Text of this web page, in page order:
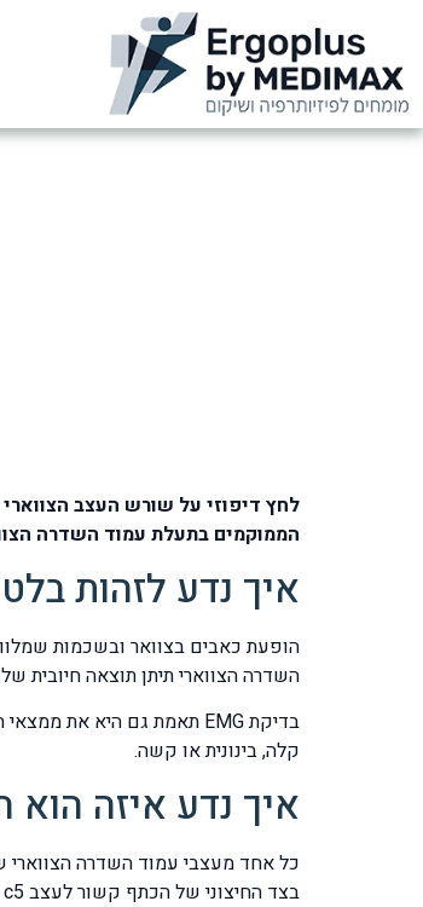
לחץ דיפוזי על שורש העצב
הממוקמים בתעלת עמוד השדרה
איך נדע לזהות
השדרה הצווארי תיתן תוצאה
קלה, בינונית או קשה.
איך נדע איזה הוא
כל אחד מעצבי עמוד השדרה הצווארי